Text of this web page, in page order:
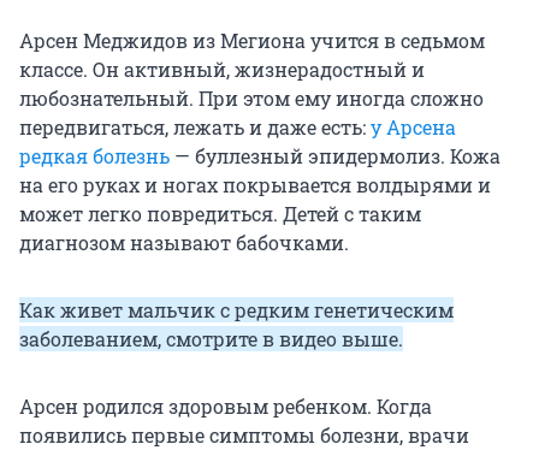
Арсен Меджидов из Мегиона учится в седьмом
классе. Он активный, жизнерадостный и
любознательный. При этом ему иногда сложно
передвигаться, лежать и даже есть:у Арсена
редкая болезнь — буллезный эпидермолиз. Кожа
на его руках и ногах покрывается волдырями и
может легко повредиться. Детей с таким
диагнозом называют бабочками.
Как живет мальчик с редким генетическим
заболеванием, смотрите в видео выше.
Арсен родился здоровым ребенком. Когда
появились первые симптомы болезни, врачи